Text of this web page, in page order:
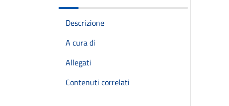
Descrizione
A cura di
Allegati
Contenuti correlati